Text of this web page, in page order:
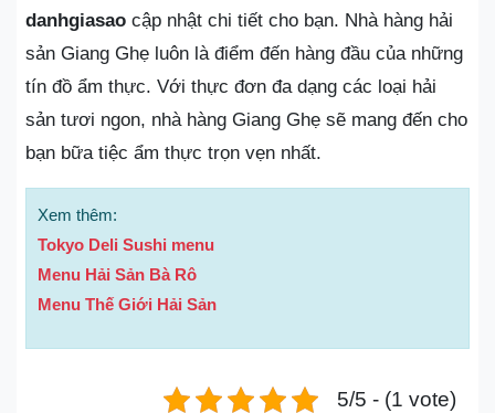
danhgiasao cập nhật chi tiết cho bạn. Nhà hàng hải
sản Giang Ghẹ luôn là điểm đến hàng đầu của những
tín đồ ẩm thực. Với thực đơn đa dạng các loại hải
sản tươi ngon, nhà hàng Giang Ghẹ sẽ mang đến cho
bạn bữa tiệc ẩm thực trọn vẹn nhất.
Xem thêm:
Tokyo Deli Sushi menu
Menu Hải Sản Bà Rô
Menu Thế Giới Hải Sản
5/5 - (1 vote)